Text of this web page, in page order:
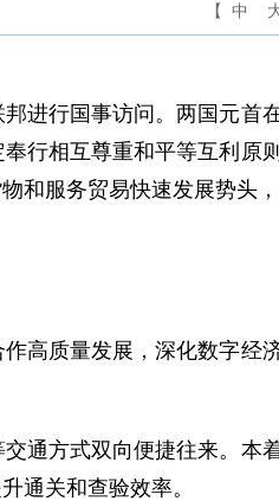
【 中
进行国事访问。两国元首
行相互尊重和平等互利原
和服务贸易快速发展势头
高质量发展，深化数字经
通方式双向便捷往来。本
通关和查验效率。